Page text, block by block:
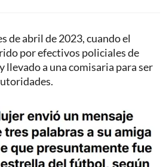
de abril de 2023, cuando el
por efectivos policiales de
llevado a una comisaria para ser